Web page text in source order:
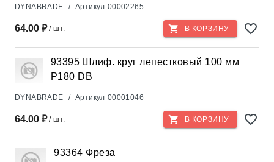
DYNABRADE / Артикул 00002265
64.00 ₽/ шт. В КОРЗИНУ
93395 Шлиф. круг лепестковый 100 мм
Р180 DB
DYNABRADE / Артикул 00001046
64.00 ₽/ шт. В КОРЗИНУ
93364 Фреза